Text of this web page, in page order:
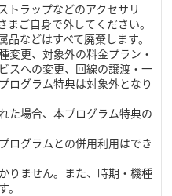
トラップなどのアクセサリ
ご自身で外してください。
などはすべて廃棄します。
変更、対象外の料金プラン・
スへの変更、回線の譲渡・一
ログラム特典は対象外となり
た場合、本プログラム特典の
ログラムとの併用利用はでき
りません。また、時期・機種